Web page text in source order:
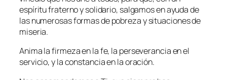
espíritu fraterno y solidario, salgamos en ayuda de
las numerosas formas de pobreza y situaciones de
miseria.
Anima la firmeza en la fe, la perseverancia en el
servicio, y la constancia en la oración.